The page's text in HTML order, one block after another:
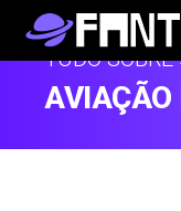
TUDO SOBRE
AVIAÇÃO